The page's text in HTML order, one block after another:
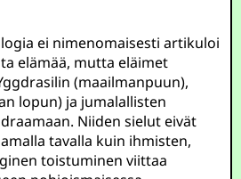
ei nimenomaisesti artikuloi
elämää, mutta eläimet
(maailmanpuun),
lopun) ja jumalallisten
Niiden sielut eivät
tavalla kuin ihmisten,
toistuminen viittaa